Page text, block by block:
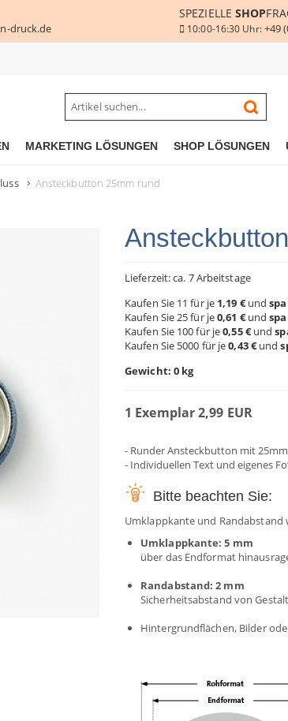
druck.de
SPEZIELLE SHOP
10:00-16:30 Uhr:+49
MARKETING LÖSUNGEN SHOP LÖSUNGEN
Ansteckbutton 25mm rund
Lieferzeit: ca. 7 Arbeitstage
Kaufen Sie 11 für je 1,19 €und
Kaufen Sie 25 für je0,61 €und
Kaufen Sie 100 für je0,55 €und
Kaufen Sie 5000 für je0,43 €und
Gewicht: 0 kg
1 Exemplar 2,99 EUR
- Runder Ansteckbutton mit
- Individuellen Text und eigenes
Bitte beachten Sie:
Umklappkante und Randabstand
Umklappkante: 5 mm
über das Endformat
Randabstand: 2 mm
Sicherheitsabstand von
Hintergrundflächen, Bilder